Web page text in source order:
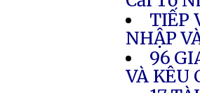
TIẾP
NHẬP
96
VÀ KÊU